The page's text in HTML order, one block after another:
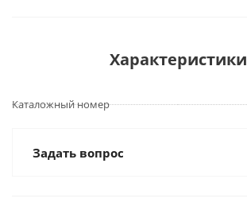
Характеристики
Каталожный номер
Задать вопрос